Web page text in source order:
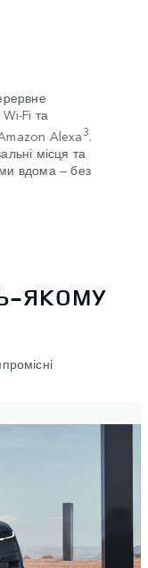
Fi та
Alexa3.
місця та
вдома — без
ЯКОМУ